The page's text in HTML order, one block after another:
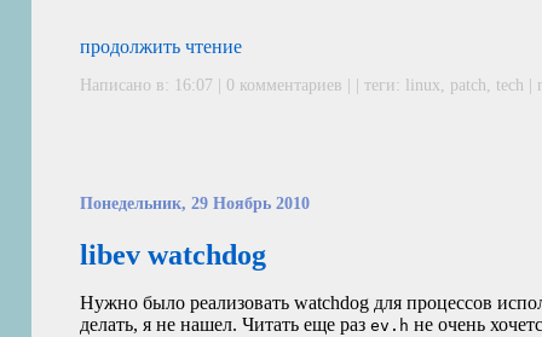
продолжить чтение
Написано в: 16:07 | 0 комментариев | | теги: linux patch tech |
Понедельник, 29 Ноябрь 2010
libev watchdog
Нужно было реализовать watchdog для процессов
делать, я не нашел. Читать еще разev.h не очень